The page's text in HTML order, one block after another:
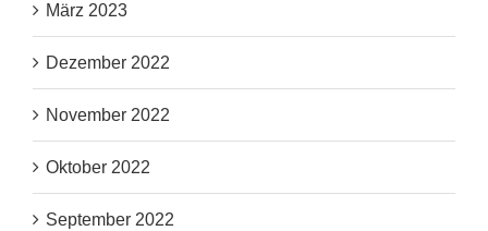
März 2023
Dezember 2022
November 2022
Oktober 2022
September 2022